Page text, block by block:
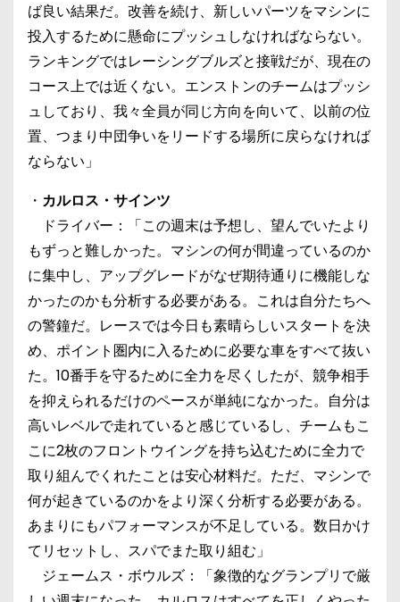
ば良い結果だ。改善を続け、新しいパーツをマシンに
投入するために懸命にプッシュしなければならない。
ランキングではレーシングブルズと接戦だが、現在の
コース上では近くない。エンストンのチームはプッシ
ュしており、我々全員が同じ方向を向いて、以前の位
置、つまり中団争いをリードする場所に戻らなければ
ならない」
・ カルロス・サインツ
ドライバー：「この週末は予想し、望んでいたより
もずっと難しかった。マシンの何が間違っているのか
に集中し、アップグレードがなぜ期待通りに機能しな
かったのかも分析する必要がある。これは自分たちへ
の警鐘だ。レースでは今日も素晴らしいスタートを決
め、ポイント圏内に入るために必要な車をすべて抜い
た。10番手を守るために全力を尽くしたが、競争相手
を抑えられるだけのペースが単純になかった。自分は
高いレベルで走れていると感じているし、チームもこ
こに2枚のフロントウイングを持ち込むために全力で
取り組んでくれたことは安心材料だ。ただ、マシンで
何が起きているのかをより深く分析する必要がある。
あまりにもパフォーマンスが不足している。数日かけ
てリセットし、スパでまた取り組む」
ジェームス・ボウルズ：「象徴的なグランプリで厳